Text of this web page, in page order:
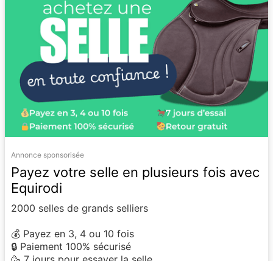
Annonce sponsorisée
Payez votre selle en plusieurs fois avec
Equirodi
2000 selles de grands selliers
💰 Payez en 3, 4 ou 10 fois
🔒 Paiement 100% sécurisé